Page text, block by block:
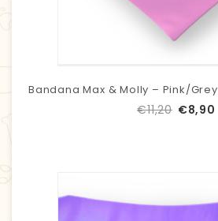
Bandana Max & Molly – Pink/Grey
€11,20 €8,90